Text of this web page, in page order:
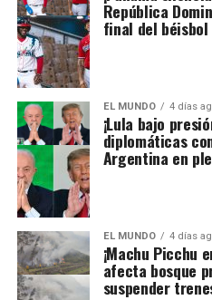
República
final del
EL MUNDO 4 días
¡Lula bajo
diplomáticas
Argentina en
EL MUNDO 4 días
¡Machu Picchu
afecta bosque
suspender